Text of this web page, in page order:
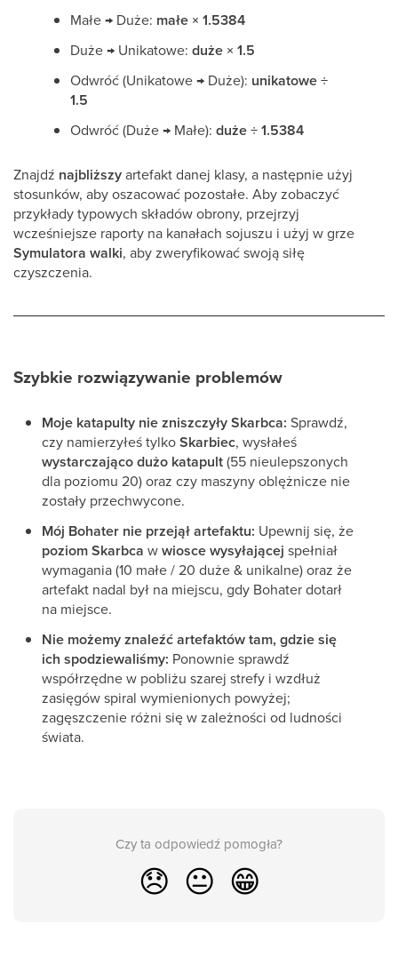
Małe → Duże: małe × 1.5384
Duże → Unikatowe: duże × 1.5
Odwróć (Unikatowe → Duże): unikatowe ÷
1.5
Odwróć (Duże → Małe): duże ÷ 1.5384
Znajdź najbliższyartefakt danej klasy, a następnie użyj
stosunków, aby oszacować pozostałe. Aby zobaczyć
przykłady typowych składów obrony, przejrzyj
wcześniejsze raporty na kanałach sojuszu i użyj w grze
Symulatora walki, aby zweryfikować swoją siłę
czyszczenia.
Szybkie rozwiązywanie problemów
Moje katapulty nie zniszczyły Skarbca: Sprawdź,
czy namierzyłeś tylkoSkarbiec, wysłałeś
wystarczająco dużo katapult(55 nieulepszonych
dla poziomu 20) oraz czy maszyny oblężnicze nie
zostały przechwycone.
Mój Bohater nie przejął artefaktu: Upewnij się, że
poziom Skarbca wwiosce wysyłającej spełniał
wymagania (10 małe / 20 duże & unikalne) oraz że
artefakt nadal był na miejscu, gdy Bohater dotarł
na miejsce.
Nie możemy znaleźć artefaktów tam, gdzie się
ich spodziewaliśmy: Ponownie sprawdź
współrzędne w pobliżu szarej strefy i wzdłuż
zasięgów spiral wymienionych powyżej;
zagęszczenie różni się w zależności od ludności
świata.
Czy ta odpowiedź pomogła?
😞 😐 😁